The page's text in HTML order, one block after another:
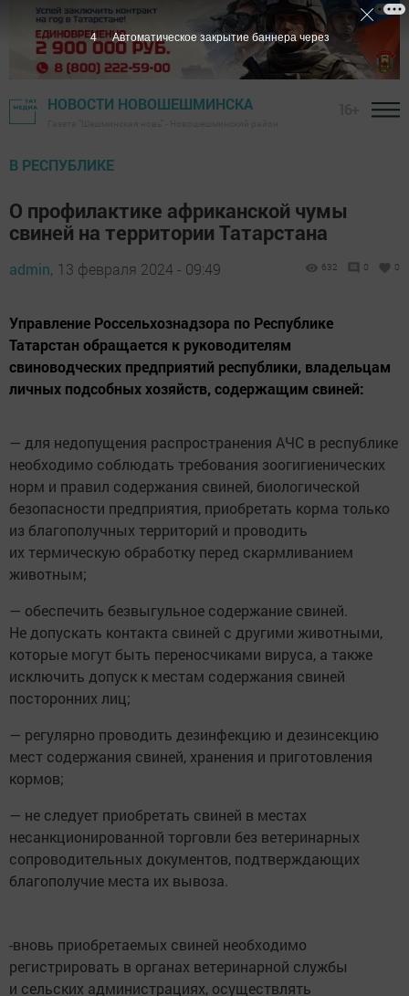
НОВОСТИ НОВОШЕШМИНСКА
В РЕСПУБЛИКЕ
О профилактике африканской чумы
свиней на территории Татарстана
admin, 13 февраля 2024 - 09:49 632 0 0
Управление Россельхознадзора по Республике
Татарстан обращается к руководителям
свиноводческих предприятий республики, владельцам
личных подсобных хозяйств, содержащим свиней:
— для недопущения распространения АЧС в республике
необходимо соблюдать требования зоогигиенических
норм и правил содержания свиней, биологической
безопасности предприятия, приобретать корма только
из благополучных территорий и проводить
их термическую обработку перед скармливанием
животным;
— обеспечить безвыгульное содержание свиней.
Не допускать контакта свиней с другими животными,
которые могут быть переносчиками вируса, а также
исключить допуск к местам содержания свиней
посторонних лиц;
— регулярно проводить дезинфекцию и дезинсекцию
мест содержания свиней, хранения и приготовления
кормов;
— не следует приобретать свиней в местах
несанкционированной торговли без ветеринарных
сопроводительных документов, подтверждающих
благополучие места их вывоза.
-вновь приобретаемых свиней необходимо
регистрировать в органах ветеринарной службы
и сельских администрациях, осуществлять
3 Автоматическое закрытие баннера через